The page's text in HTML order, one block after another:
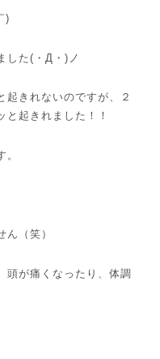
ゞ
した(・Д・)ノ
起きれないのですが、２
と起きれました！！
ん（笑）
頭が痛くなったり、体調